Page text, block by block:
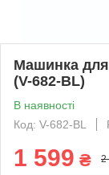
Машинка
(V-682-BL)
В наявності
Код: V-682-BL
1 599 ₴ 2